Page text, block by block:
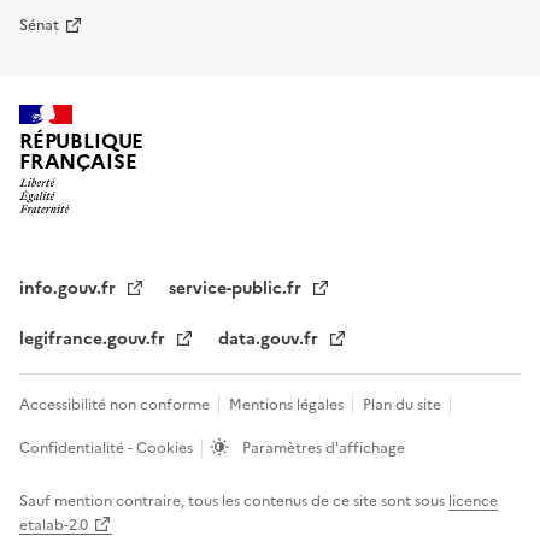
Sénat
RÉPUBLIQUE
FRANÇAISE
info.gouv.fr
service-public.fr
legifrance.gouv.fr
data.gouv.fr
Accessibilité non conforme Mentions légales
Plan du site
Confidentialité - Cookies
Paramètres d'affichage
Sauf mention contraire, tous les contenus de ce site sont sous licence
etalab-2.0